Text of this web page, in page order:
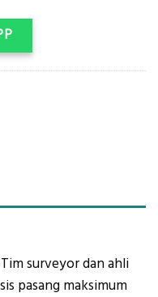
surveyor dan ahli
pasang maksimum